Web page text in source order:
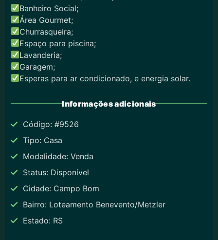
Banheiro Social;
Área Gourmet;
Churrasqueira;
Espaço para piscina;
Lavanderia;
Garagem;
Esperas para ar condicionado, e energia solar.
Informações adicionais
Código: #9526
Tipo: Casa
Modalidade: Venda
Status: Disponível
Cidade: Campo Bom
Bairro: Loteamento Benevento/Metzler
Estado: RS